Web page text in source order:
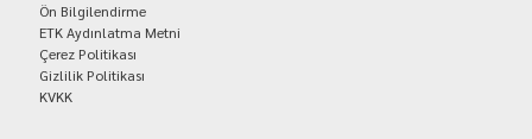
Ön Bilgilendirme
ETK Aydınlatma Metni
Çerez Politikası
Gizlilik Politikası
KVKK